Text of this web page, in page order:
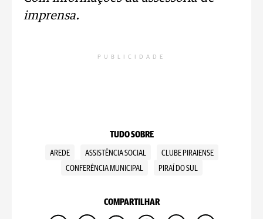
imprensa.
PUBLICIDADE
TUDO SOBRE
AREDE ASSISTÊNCIA SOCIAL
CLUBE PIRAIENSE
CONFERÊNCIA MUNICIPAL
PIRAÍ DO SUL
COMPARTILHAR